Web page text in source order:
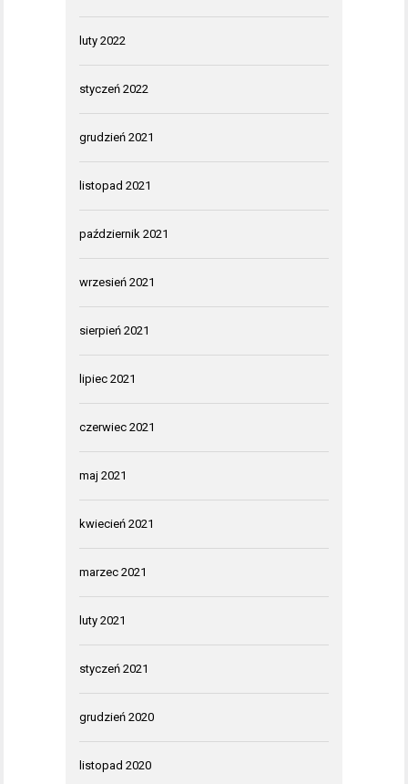
luty 2022
styczeń 2022
grudzień 2021
listopad 2021
październik 2021
wrzesień 2021
sierpień 2021
lipiec 2021
czerwiec 2021
maj 2021
kwiecień 2021
marzec 2021
luty 2021
styczeń 2021
grudzień 2020
listopad 2020